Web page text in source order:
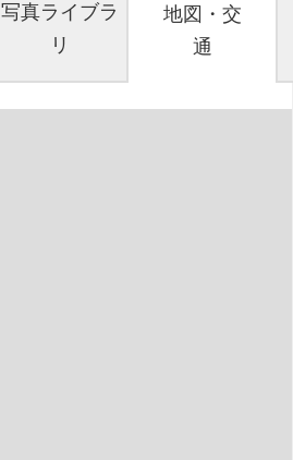
写真ライブラ
リ
地図・交
通